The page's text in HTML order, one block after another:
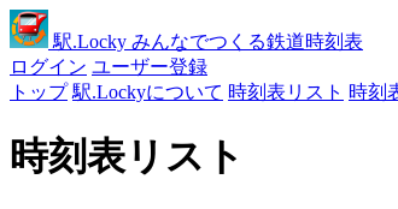
駅.Locky みんなでつくる鉄道時刻表
ログイン ユーザー登録
トップ 駅.Lockyについて 時刻表リスト 時刻
時刻表リスト